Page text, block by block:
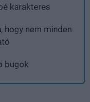
karakteres
hogy nem minden
bugok